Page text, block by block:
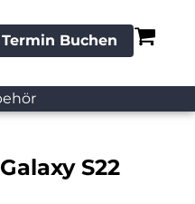
Termin Buchen
S22